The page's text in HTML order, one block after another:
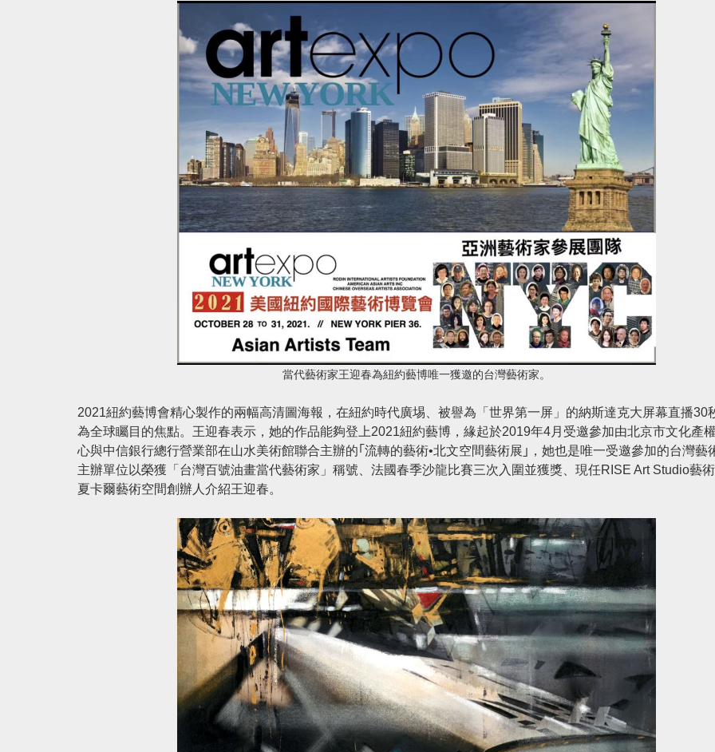
當代藝術家王迎春為紐約藝博唯一獲邀的台灣藝術家。
2021紐約藝博會精心製作的兩幅高清圖海報，在紐約時代廣埸、被譽為「世界第一屏」的納斯達克大屏幕直播30
為全球矚目的焦點。王迎春表示，她的作品能夠登上2021紐約藝博，緣起於2019年4月受邀參加由北京市文化產
心與中信銀行總行營業部在山水美術館聯合主辦的｢流轉的藝術•北文空間藝術展｣，她也是唯一受邀參加的台灣藝
主辦單位以榮獲「台灣百號油畫當代藝術家」稱號、法國春季沙龍比賽三次入圍並獲獎、現任RISE Art Studio藝
夏卡爾藝術空間創辦人介紹王迎春。